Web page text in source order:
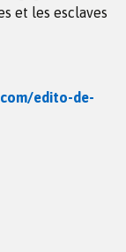
et les esclaves
edito-de-